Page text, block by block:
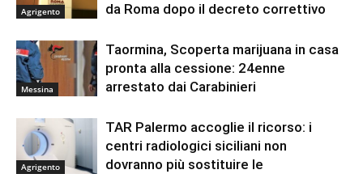
Agrigento
da Roma dopo il decreto correttivo
Messina
Taormina, Scoperta marijuana in casa
pronta alla cessione: 24enne
arrestato dai Carabinieri
Agrigento
TAR Palermo accoglie il ricorso: i
centri radiologici siciliani non
dovranno più sostituire le